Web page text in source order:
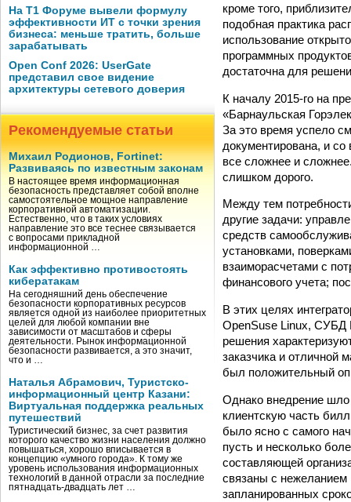
На Т1 Форуме вывели формулу
эффективности ИТ с точки зрения
бизнеса: меньше тратить, больше
зарабатывать
Open Conf 2026: UserGate
представил свое видение
архитектуры сетевого доверия
Рекомендуемые статьи
Михаил Родионов, Fortinet:
Развиваясь по известным законам
В настоящее время информационная
безопасность представляет собой вполне
самостоятельное мощное направление
корпоративной автоматизации.
Естественно, что в таких условиях
направление это все теснее связывается
с вопросами прикладной
информационной …
Как эффективно противостоять
кибератакам
На сегодняшний день обеспечение
безопасности корпоративных ресурсов
является одной из наиболее приоритетных
целей для любой компании вне
зависимости от масштабов и сферы
деятельности. Рынок информационной
безопасности развивается, а это значит,
что и …
Наталья Абрамович, Туристско-
информационный центр Казани:
Виртуальная поддержка реальных
путешествий
Туристический бизнес, за счет развития
которого качество жизни населения должно
повышаться, хорошо вписывается в
концепцию «умного города». К тому же
уровень использования информационных
технологий в данной отрасли за последние
пятнадцать-двадцать лет …
кроме того,
подобная практика
использование
программных
достаточна для
К началу 2015-го на
«Барнаульская
За это время успело
документирована, и
все сложнее и
слишком дорого.
Между тем
другие задачи:
средств
установками,
взаиморасчетами с
финансового учета;
В этих целях
OpenSuse Linux, СУБД
решения
заказчика и отличной
был положительный
Однако внедрение
клиентскую часть
было ясно с самого
пусть и несколько
составляющей
связаны с нежеланием
запланированных